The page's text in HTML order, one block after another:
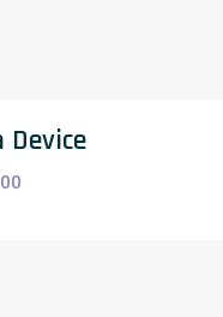
Device